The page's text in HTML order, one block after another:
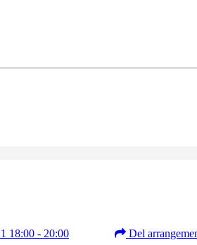
18:00 - 20:00 Del